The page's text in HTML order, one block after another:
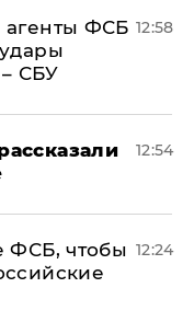
агенты ФСБ
СБУ
12:58
12:54
ФСБ, чтобы 12:24